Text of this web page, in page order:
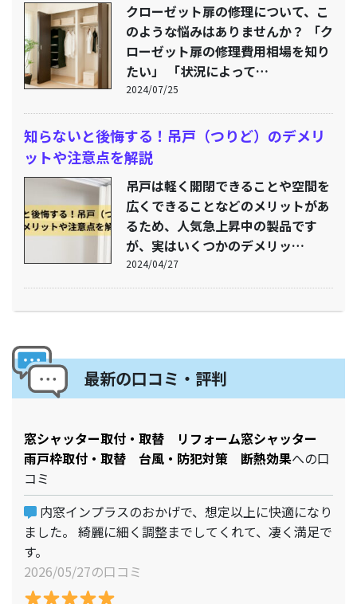
クローゼット扉の修理について、こ
のような悩みはありませんか？ 「ク
ローゼット扉の修理費用相場を知り
たい」 「状況によって…
2024/07/25
知らないと後悔する！吊戸（つりど）のデメリ
ットや注意点を解説
吊戸は軽く開閉できることや空間を
広くできることなどのメリットがあ
るため、人気急上昇中の製品です
が、実はいくつかのデメリッ…
2024/04/27
最新の口コミ・評判
窓シャッター取付・取替 リフォーム窓シャッター
雨戸枠取付・取替 台風・防犯対策 断熱効果への口
コミ
内窓インプラスのおかげで、想定以上に快適になり
ました。 綺麗に細く調整までしてくれて、凄く満足で
す。
2026/05/27の口コミ